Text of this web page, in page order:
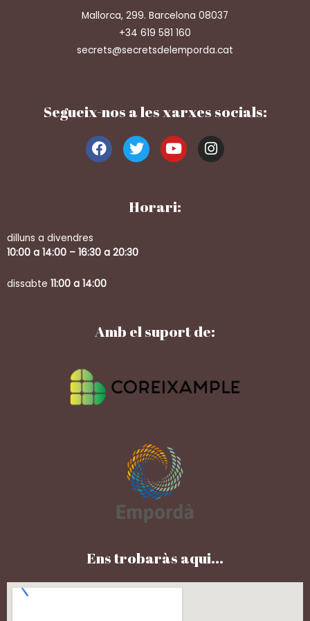
Mallorca, 299. Barcelona 08037
+34 619 581 160
secrets@secretsdelemporda.cat
Segueix-nos a les xarxes socials:
Horari:
dilluns a divendres
10:00 a 14:00 – 16:30 a 20:30
dissabte 11:00 a 14:00
Amb el suport de:
Ens trobaràs aqui...